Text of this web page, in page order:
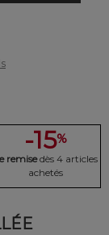
-15%
remisedès 4 articles
achetés